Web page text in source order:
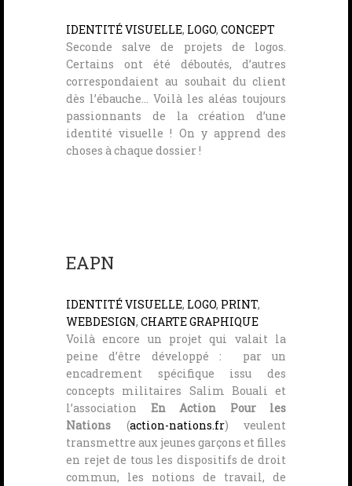
IDENTITÉ VISUELLE, LOGO, CONCEPT
Seconde salve de projets de logos.
Certains ont été déboutés, d’autres
correspondaient au souhait du client
dès l’ébauche… Voilà les aléas toujours
passionnants de la création d’une
identité visuelle ! On y apprend des
choses à chaque dossier !
EAPN
IDENTITÉ VISUELLE, LOGO, PRINT,
WEBDESIGN, CHARTE GRAPHIQUE
Voilà encore un projet qui valait la
peine d’être développé : par un
encadrement spécifique issu des
concepts militaires Salim Bouali et
l’association En Action Pour les
Nations (action-nations.fr) veulent
transmettre aux jeunes garçons et filles
en rejet de tous les dispositifs de droit
commun, les notions de travail, de